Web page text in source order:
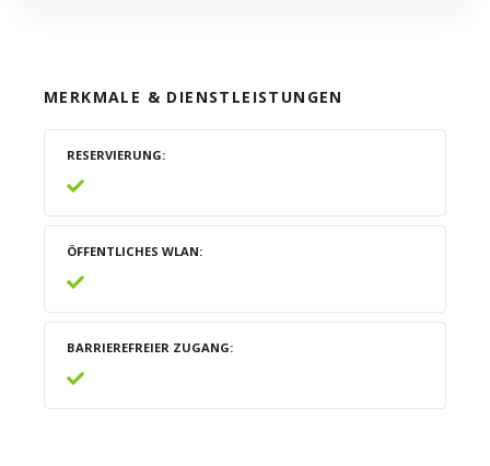
MERKMALE & DIENSTLEISTUNGEN
RESERVIERUNG
ÖFFENTLICHES WLAN
BARRIEREFREIER ZUGANG